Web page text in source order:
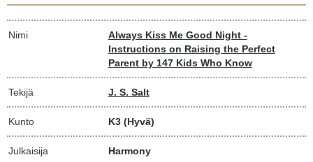
Nimi
Always Kiss Me Good Night -
Instructions on Raising the Perfect
Parent by 147 Kids Who Know
Tekijä J. S. Salt
Kunto K3 (Hyvä)
Julkaisija Harmony